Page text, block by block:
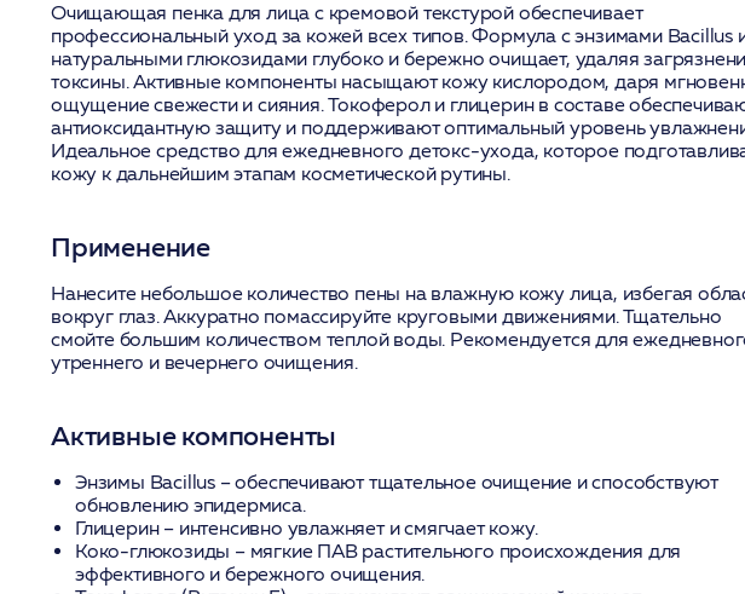
Очищающая пенка для лица с кремовой текстурой обеспечивает
профессиональный уход за кожей всех типов. Формула с энзимами Bacillus
натуральными глюкозидами глубоко и бережно очищает, удаляя
токсины. Активные компоненты насыщают кожу кислородом, даря
ощущение свежести и сияния. Токоферол и глицерин в составе
антиоксидантную защиту и поддерживают оптимальный уровень
Идеальное средство для ежедневного детокс-ухода, которое
кожу к дальнейшим этапам косметической рутины.
Применение
Нанесите небольшое количество пены на влажную кожу лица, избегая
вокруг глаз. Аккуратно помассируйте круговыми движениями. Тщательно
смойте большим количеством теплой воды. Рекомендуется для
утреннего и вечернего очищения.
Активные компоненты
Энзимы Bacillus – обеспечивают тщательное очищение и способствуют
обновлению эпидермиса.
Глицерин– интенсивно увлажняет и смягчает кожу.
Коко-глюкозиды – мягкие ПАВ растительного происхождения для
эффективного и бережного очищения.